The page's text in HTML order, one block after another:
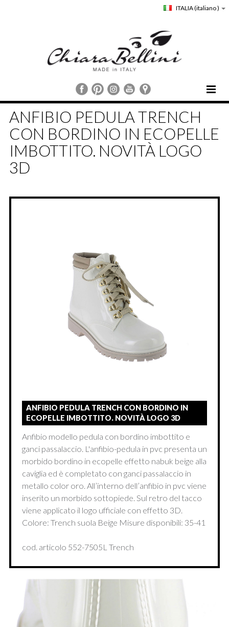
ITALIA(italiano )
HOME
CHIARA BELLINI
COLLEZIONI
COMUNICAZIONE
STORE LOCATOR
ANFIBIO PEDULA TRENCH
CON BORDINO IN ECOPELLE
IMBOTTITO. NOVITÀ LOGO
3D
ANFIBIO PEDULA TRENCH CON BORDINO IN
ECOPELLE IMBOTTITO. NOVITÀ LOGO 3D
Anfibio modello pedula con bordino imbottito e
ganci passalaccio. L'anfibio-pedula in pvc presenta un
morbido bordino in ecopelle effetto nabuk beige alla
caviglia ed è completato con ganci passalaccio in
metallo color oro. All’interno dell’anfibio in pvc viene
inserito un morbido sottopiede. Sul retro del tacco
viene applicato il logo ufficiale con effetto 3D.
Colore: Trench suola Beige Misure disponibili: 35-41
cod. articolo 552-7505L Trench